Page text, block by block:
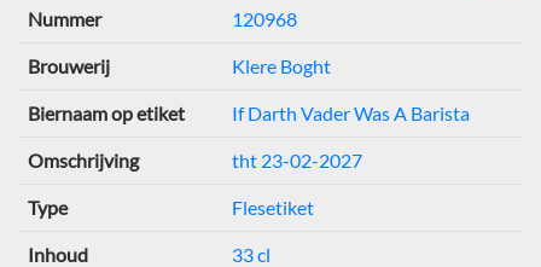
Nummer
120968
Brouwerij Klere Boght
Biernaam op etiket If Darth Vader Was A Barista
Omschrijving tht 23-02-2027
Type Flesetiket
Inhoud 33 cl